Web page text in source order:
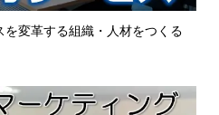
を変革する組織・人材をつくる